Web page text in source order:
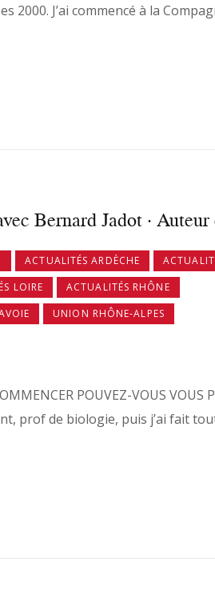
J’ai commencé à la
Bernard Jadot ·
ACTUALITÉS ARDÈCHE
LOIRE
ACTUALITÉS RHÔNE
UNION RHÔNE-ALPES
POUVEZ-VOUS VOUS
prof de biologie, puis j’ai fait